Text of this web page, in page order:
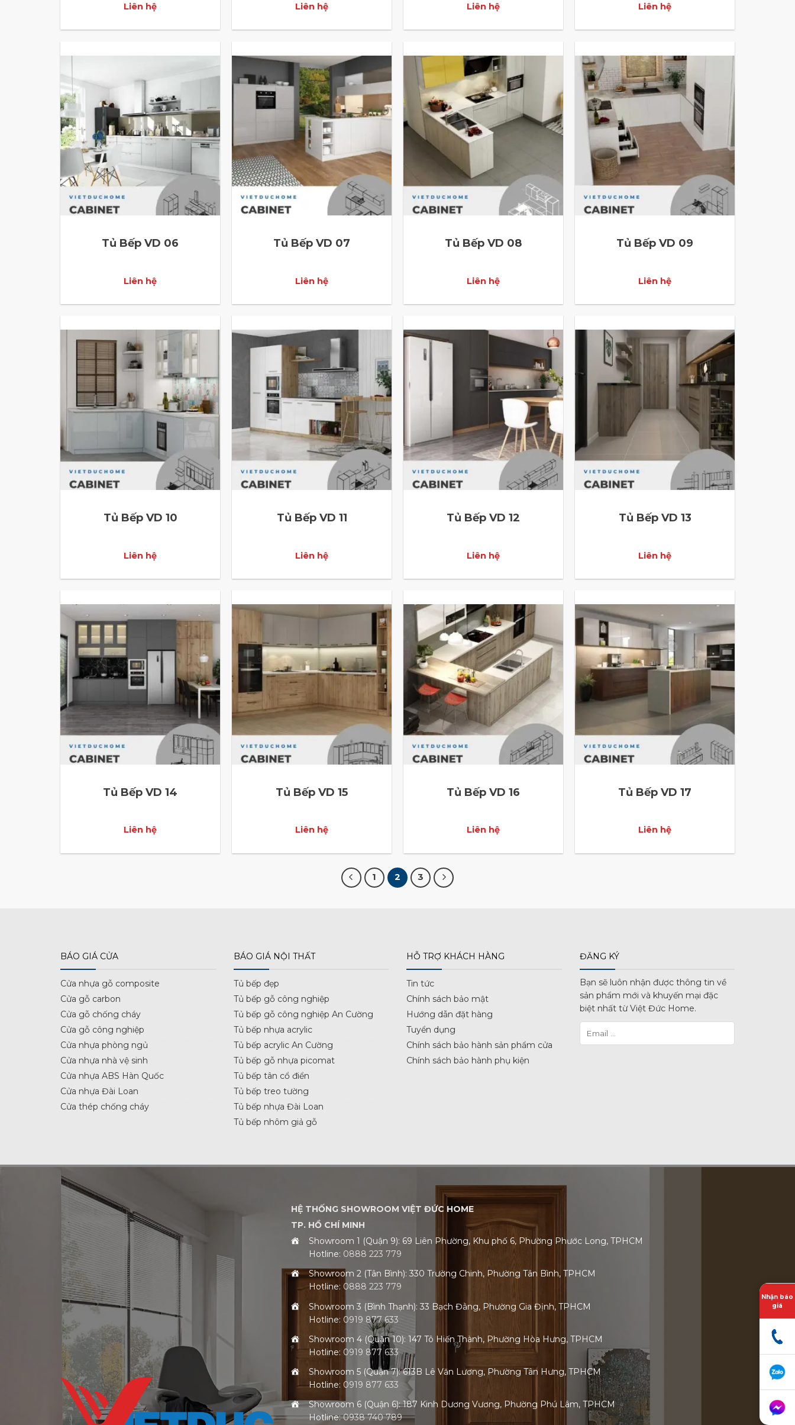
Liên hệ Liên hệ Liên hệ Liên hệ
Tủ Bếp VD 06
Liên hệ
Tủ Bếp VD 07
Liên hệ
Tủ Bếp VD 08
Liên hệ
Tủ Bếp VD 09
Liên hệ
Tủ Bếp VD 10
Liên hệ
Tủ Bếp VD 11
Liên hệ
Tủ Bếp VD 12
Liên hệ
Tủ Bếp VD 13
Liên hệ
Tủ Bếp VD 14
Liên hệ
Tủ Bếp VD 15
Liên hệ
Tủ Bếp VD 16
Liên hệ
Tủ Bếp VD 17
Liên hệ
1 2 3
BÁO GIÁ CỬA
Cửa nhựa gỗ composite
Cửa gỗ carbon
Cửa gỗ chống cháy
Cửa gỗ công nghiệp
Cửa nhựa phòng ngủ
Cửa nhựa nhà vệ sinh
Cửa nhựa ABS Hàn Quốc
Cửa nhựa Đài Loan
Cửa thép chống cháy
BÁO GIÁ NỘI THẤT
Tủ bếp đẹp
Tủ bếp gỗ công nghiệp
Tủ bếp gỗ công nghiệp An Cường
Tủ bếp nhựa acrylic
Tủ bếp acrylic An Cường
Tủ bếp gỗ nhựa picomat
Tủ bếp tân cổ điển
Tủ bếp treo tường
Tủ bếp nhựa Đài Loan
Tủ bếp nhôm giả gỗ
HỖ TRỢ KHÁCH HÀNG
Tin tức
Chính sách bảo mật
Hướng dẫn đặt hàng
Tuyển dụng
Chính sách bảo hành sản phẩm cửa
Chính sách bảo hành phụ kiện
ĐĂNG KÝ
Bạn sẽ luôn nhận được thông tin về
sản phẩm mới và khuyến mại đặc
biệt nhất từ Việt Đức Home.
HỆ THỐNG SHOWROOM VIỆT ĐỨC HOME
TP. HỒ CHÍ MINH
Showroom 1 (Quận 9): 69 Liên Phường, Khu phố 6, Phường Phước Long, TPHCM
Hotline: 0888 223 779
Showroom 2 (Tân Bình): 330 Trường Chinh, Phường Tân Bình, TPHCM
Hotline: 0888 223 779
Showroom 3 (Bình Thạnh): 33 Bạch Đằng, Phường Gia Định, TPHCM
Hotline: 0919 877 633
Showroom 4 (Quận 10): 147 Tô Hiến Thành, Phường Hòa Hưng, TPHCM
Hotline: 0919 877 633
Showroom 5 (Quận 7): 613B Lê Văn Lương, Phường Tân Hưng, TPHCM
Hotline: 0919 877 633
Showroom 6 (Quận 6): 187 Kinh Dương Vương, Phường Phú Lâm, TPHCM
Hotline:0938 740 789
Nhận báo
giá